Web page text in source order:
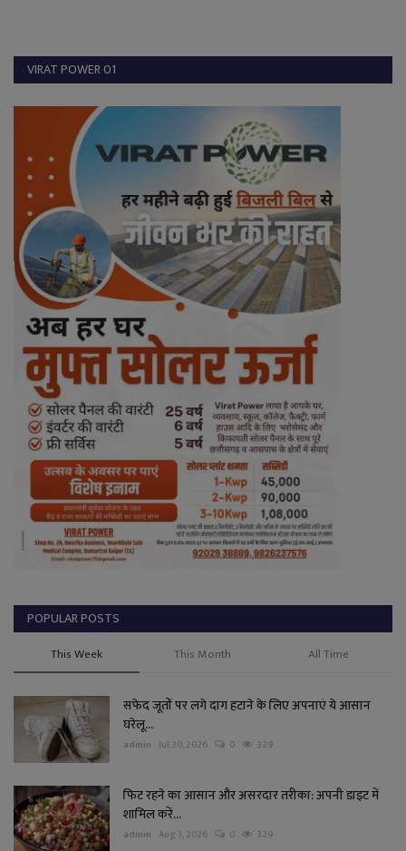
VIRAT POWER 01
POPULAR POSTS
This Week This Month All Time
सफेद जूतों पर लगे दाग हटाने के लिए अपनाएं ये आसान
घरेलू...
admin Jul 30, 2026 0 329
फिट रहने का आसान और असरदार तरीका: अपनी डाइट में
शामिल करें...
admin Aug 3, 2026 0 329